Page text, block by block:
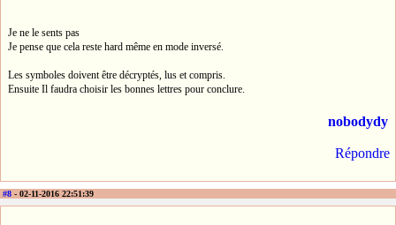
Je ne le sents pas
Je pense que cela reste hard même en mode inversé.
Les symboles doivent être décryptés, lus et compris.
Ensuite Il faudra choisir les bonnes lettres pour conclure.
nobodydy
Répondre
#8 - 02-11-2016 22:51:39